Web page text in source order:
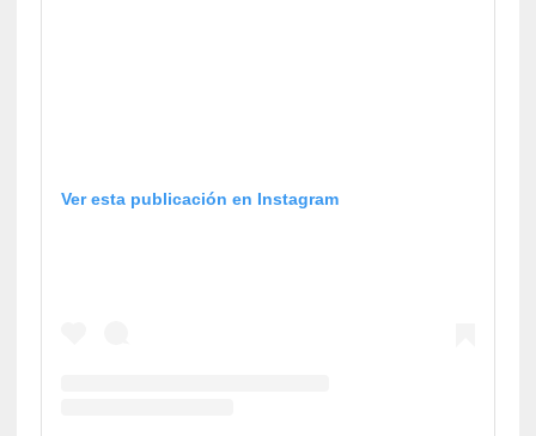
Ver esta publicación en Instagram